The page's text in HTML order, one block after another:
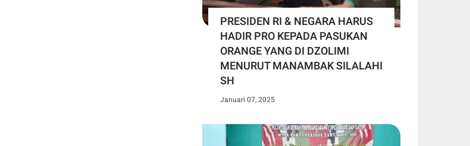
PRESIDEN RI & NEGARA HARUS
HADIR PRO KEPADA PASUKAN
ORANGE YANG DI DZOLIMI
MENURUT MANAMBAK SILALAHI
SH
Januari 07, 2025